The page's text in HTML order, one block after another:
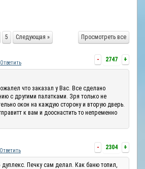
Просмотреть все
5 Следующая »
- 2747 +
Ответить
что заказал у Вас. Все сделано
с другими палатками. Зря только не
окон на каждую сторону и вторую дверь.
к вам и дооснастить то непременно
- 2304 +
Ответить
дуплекс. Печку сам делал. Как баню топил,